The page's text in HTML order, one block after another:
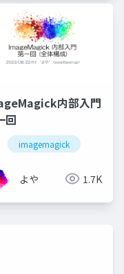
内部入門
回
imagemagick
よや 1.7K